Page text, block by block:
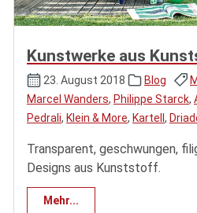
Kunstwerke aus
23. August 2018 Blog
Marcel Wanders, Philippe Starck,
Pedrali, Klein & More, Kartell ,
Transparent, geschwungen,
Designs aus Kunststoff.
Mehr...